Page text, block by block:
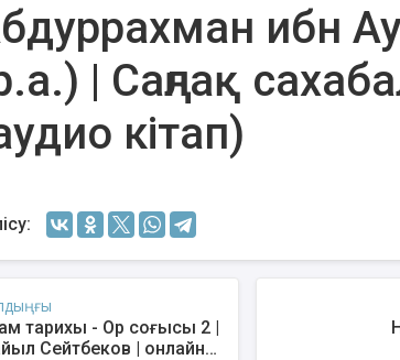
ибн
| Саңлақ
кітап)
тарихы - Ор соғысы 2 |
Сейтбеков | онлайн